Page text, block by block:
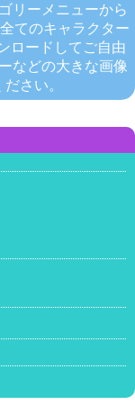
リーメニューから
てのキャラクター
ロードしてご自由
などの大きな画像
さい。